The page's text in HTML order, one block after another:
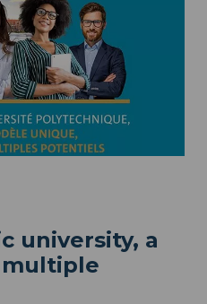
university, a